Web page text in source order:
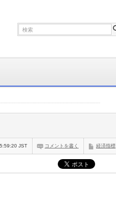
経済指標
コメントを書く
JST